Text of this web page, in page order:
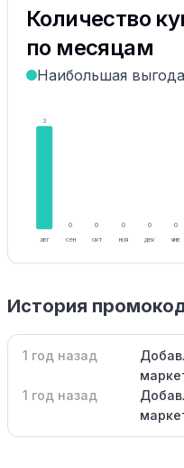
Количество
по месяцам
Наибольшая
3
авг
0
сен
0
окт
0
ноя
0
дек
0
янв
История
1 год назад
1 год назад